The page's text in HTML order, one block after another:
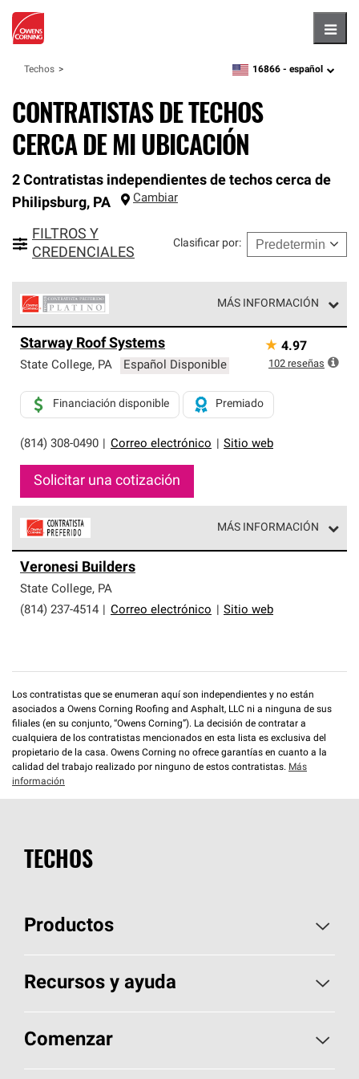
Techos zipcode,language
16866 - español
CONTRATISTAS DE TECHOS
CERCA DE MI UBICACIÓN
2 Contratistas independientes de techos cerca de
Philipsburg, PA Cambiar
FILTROS Y
CREDENCIALES
Clasificar por:
MÁS INFORMACIÓN
Corning constituyen el nivel superior de nuestra red
exclusiva y cumplen con estándares estrictos de
Solo ellos pueden ofrecer nuestra mejor garantía de
sistemas de techos.
Starway Roof Systems
State College, PA Español Disponible
(814) 308-0490 Correo electrónico Sitio web
Financiación disponible Premiado
Solicitar una cotización
★ 4.97
102 reseñas
MÁS INFORMACIÓN
parte de una red exclusiva de profesionales de techos
que cumplen con altos estándares y requisitos estrictos
de profesionalismo y confiabilidad.
Veronesi Builders
State College, PA
(814) 237-4514
Correo electrónico Sitio web
Los contratistas que se enumeran aquí son independientes y no están
asociados a Owens Corning Roofing and Asphalt, LLC ni a ninguna de sus
filiales (en su conjunto, “Owens Corning”). La decisión de contratar a
cualquiera de los contratistas mencionados en esta lista es exclusiva del
propietario de la casa. Owens Corning no ofrece garantías en cuanto a la
calidad del trabajo realizado por ninguno de estos contratistas. Más
información
TECHOS
Productos
Elija sus tejas
Encuentre un contratista
Recursos y ayuda
Aspectos básicos sobre techos
Herramientas de diseño y color
Comenzar